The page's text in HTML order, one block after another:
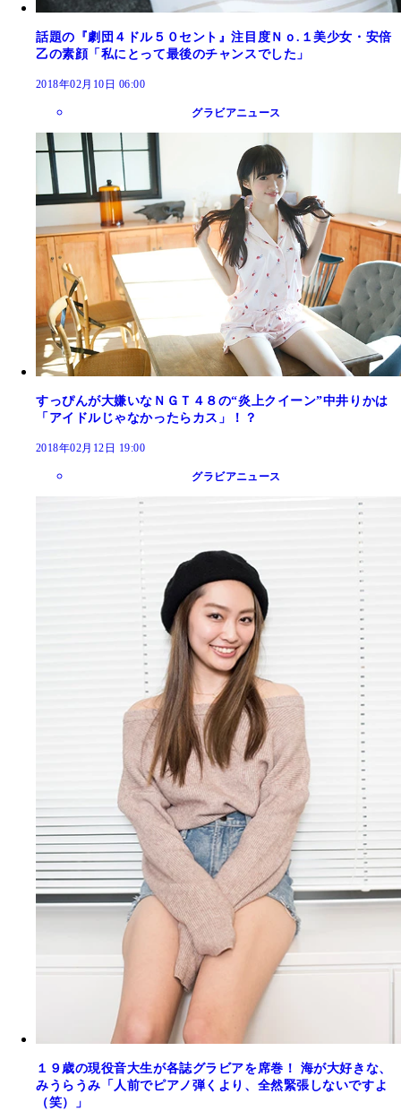
話題の『劇団４ドル５０セント』注目度Ｎｏ.１美少女・安倍
乙の素顔「私にとって最後のチャンスでした」
2018年02月10日 06:00
グラビアニュース
すっぴんが大嫌いなＮＧＴ４８の“炎上クイーン”中井りかは
「アイドルじゃなかったらカス」！？
2018年02月12日 19:00
グラビアニュース
１９歳の現役音大生が各誌グラビアを席巻！ 海が大好きな、
みうらうみ「人前でピアノ弾くより、全然緊張しないですよ
（笑）」